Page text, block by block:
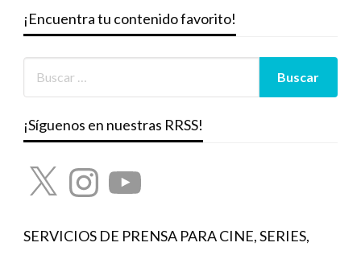
¡Encuentra tu contenido favorito!
¡Síguenos en nuestras RRSS!
X InstagramYouTube
SERVICIOS DE PRENSA PARA CINE, SERIES,